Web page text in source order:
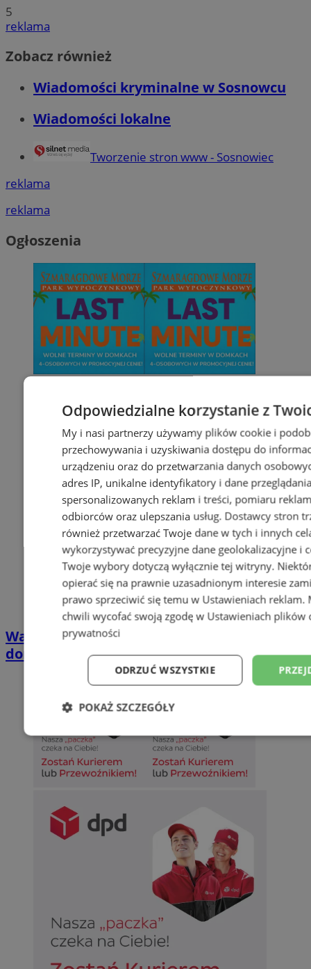
5
reklama
Zobacz również
Wiadomości kryminalne w Sosnowcu
Wiadomości lokalne
Tworzenie stron www - Sosnowiec
reklama
reklama
Ogłoszenia
Wakacyjny wypoczynek nad Bałtykiem w
domkach Szmaragdowe Morze
Odpowiedzialne korzystanie z
My i nasi partnerzy używamy plików cookie i
przechowywania i uzyskiwania dostępu do
urządzeniu oraz do przetwarzania danych
adres IP, unikalne identyfikatory i dane
spersonalizowanych reklam i treści, pomiaru
odbiorców oraz ulepszania usług. Dostawcy stron
również przetwarzać Twoje dane w tych i innych
wykorzystywać precyzyjne dane geolokalizacyjne i
Twoje wybory dotyczą wyłącznie tej witryny.
opierać się na prawnie uzasadnionym interesie
prawo sprzeciwić się temu w Ustawieniach reklam.
chwili wycofać swoją zgodę w Ustawieniach plików
prywatności
ODRZUĆ WSZYSTKIE
POKAŻ SZCZEGÓŁY
Niezbędne Wydajność
Wydajność Targetowanie
Niezbędne pliki cookie umożliwiają korzystanie z podstawowych
takich jak logowanie użytkownika i zarządzanie kontem. Bez
można prawidłowo korzystać ze strony internetowej.
Nazwa